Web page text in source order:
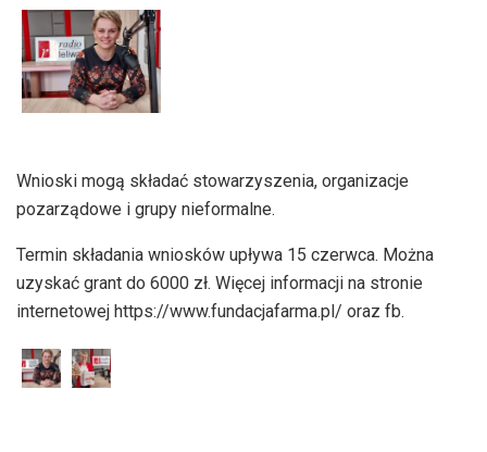
dźwiękowych
Wnioski mogą składać stowarzyszenia, organizacje
pozarządowe i grupy nieformalne.
Termin składania wniosków upływa 15 czerwca. Można
uzyskać grant do 6000 zł. Więcej informacji na stronie
internetowej https://www.fundacjafarma.pl/ oraz fb.